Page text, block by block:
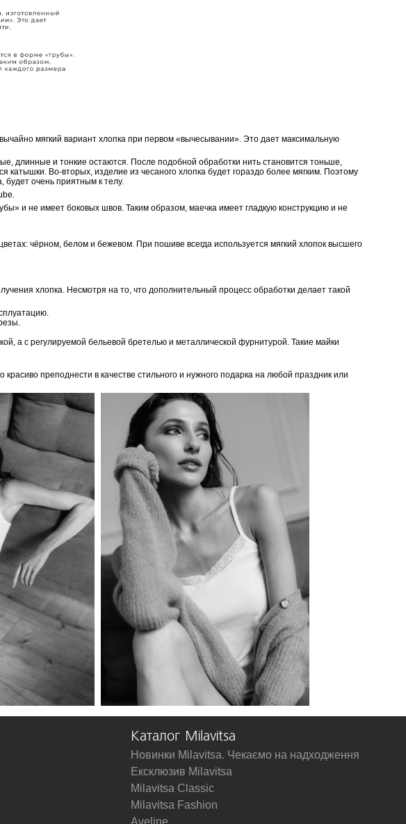
мягкий вариант хлопка при первом «вычесывании». Это дает максимальную
длинные и тонкие остаются. После подобной обработки нить становится тоньше,
Во-вторых, изделие из чесаного хлопка будет гораздо более мягким. Поэтому
будет очень приятным к телу.
и не имеет боковых швов. Таким образом, маечка имеет гладкую конструкцию и не
чёрном, белом и бежевом. При пошиве всегда используется мягкий хлопок высшего
хлопка. Несмотря на то, что дополнительный процесс обработки делает такой
а с регулируемой бельевой бретелью и металлической фурнитурой. Такие майки
преподнести в качестве стильного и нужного подарка на любой праздник или
Каталог Milavitsa
Новинки Milavitsa. Чекаємо на надходження
Ексклюзив Milavitsa
Milavitsa Classic
Milavitsa Fashion
Aveline